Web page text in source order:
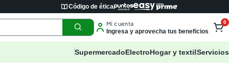
Código de ética
Mi cuenta
Ingresa y aprovecha tus beneficios
0
SupermercadoElectroHogar y textilServicios